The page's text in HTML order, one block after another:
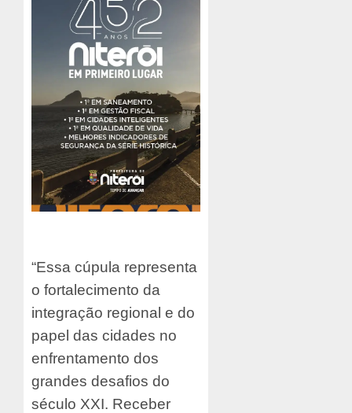
“Essa cúpula representa
o fortalecimento da
integração regional e do
papel das cidades no
enfrentamento dos
grandes desafios do
século XXI. Receber